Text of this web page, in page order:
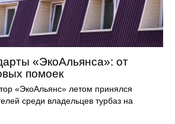
«ЭкоАльянса»: от
помоек
«ЭкоАльянс» летом принялся
среди владельцев турбаз на